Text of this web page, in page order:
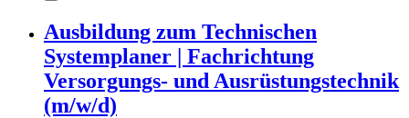
Ausbildung zum Technischen
Systemplaner | Fachrichtung
Versorgungs- und Ausrüstungstechnik
(m/w/d)